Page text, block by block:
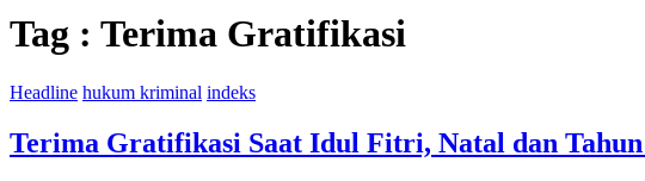
Tag : Terima Gratifikasi
Headline hukum kriminal indeks
Terima Gratifikasi Saat Idul Fitri, Natal dan